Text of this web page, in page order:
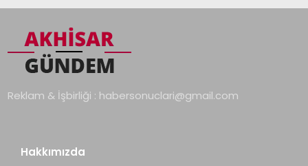
Reklam & İşbirliği : habersonuclari@gmail.com
Hakkımızda